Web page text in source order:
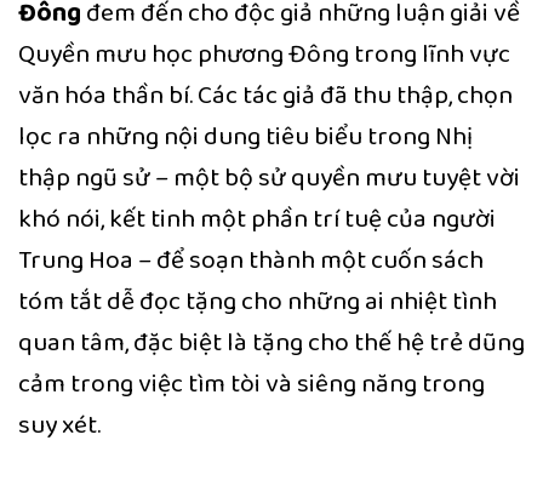
Đôngđem đến cho độc giả những luận giải về
Quyền mưu học phương Đông trong lĩnh vực
văn hóa thần bí. Các tác giả đã thu thập, chọn
lọc ra những nội dung tiêu biểu trong Nhị
thập ngũ sử – một bộ sử quyền mưu tuyệt vời
khó nói, kết tinh một phần trí tuệ của người
Trung Hoa – để soạn thành một cuốn sách
tóm tắt dễ đọc tặng cho những ai nhiệt tình
quan tâm, đặc biệt là tặng cho thế hệ trẻ dũng
cảm trong việc tìm tòi và siêng năng trong
suy xét.